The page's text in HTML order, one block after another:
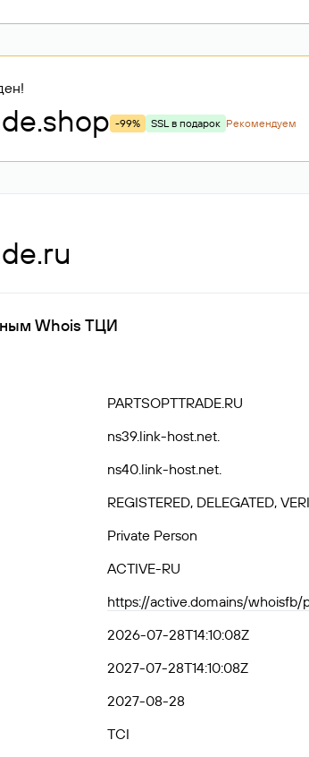
.shop -99% SSL в подарок Рекомендуем
Whois ТЦИ
PARTSOPTTRADE.RU
ns39.link-host.net.
ns40.link-host.net.
REGISTERED, DELEGATED,
Private Person
ACTIVE-RU
https://active.domains/whoisfb/
2026-07-28T14:10:08Z
2027-07-28T14:10:08Z
2027-08-28
TCI